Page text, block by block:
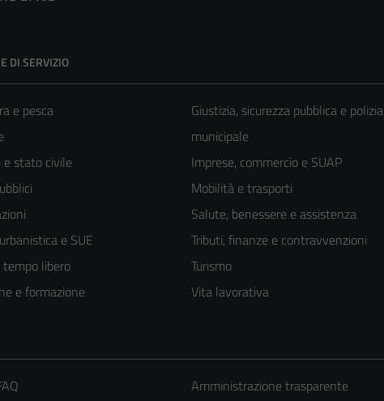
DI SERVIZIO
e pesca
e stato civile
e SUE
libero
e formazione
Giustizia, sicurezza pubblica e polizia
municipale
Imprese, commercio e SUAP
Mobilità e trasporti
Salute, benessere e assistenza
Tributi, finanze e contravvenzioni
Turismo
Vita lavorativa
Amministrazione trasparente